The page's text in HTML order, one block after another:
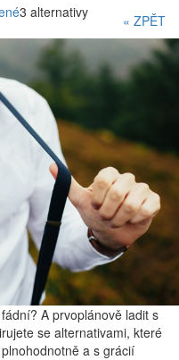
« ZPĚT
3 alternativy
A prvoplánově ladit s
se alternativami, které
a s grácií